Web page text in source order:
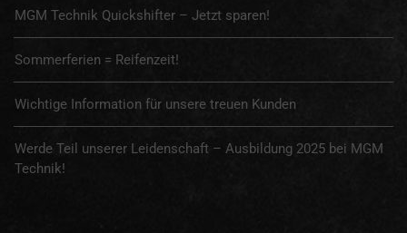
MGM Technik Quickshifter – Jetzt sparen!
Sommerferien = Reifenzeit!
Wichtige Information für unsere treuen Kunden
Werde Teil unserer Leidenschaft – Ausbildung 2025 bei MGM
Technik!